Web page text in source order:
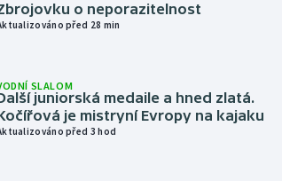
o neporazitelnost
před 28 min
SLALOM
juniorská medaile a hned zlatá.
je mistryní Evropy na kajaku
před 3 hod